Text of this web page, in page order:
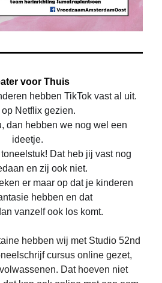
voor Thuis
hebben TikTok vast al uit.
Netflix gezien.
dan hebben we nog wel een
ideetje.
Dat heb jij vast nog
en zij ook niet.
er maar op dat je kinderen
hebben en dat
vanzelf ook los komt.
hebben wij met Studio 52nd
cursus online gezet,
Dat hoeven niet